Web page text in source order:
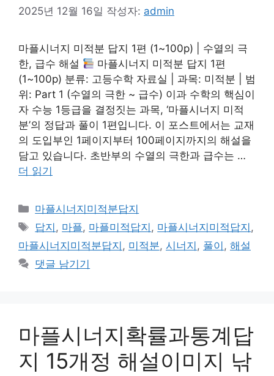
2025년 12월 16일 작성자: admin
마플시너지 미적분 답지 1편 (1~100p) | 수열의 극
한, 급수 해설
마플시너지 미적분 답지 1편
(1~100p) 분류: 고등수학 자료실 | 과목: 미적분 | 범
위: Part 1 (수열의 극한 ~ 급수) 이과 수학의 핵심이
자 수능 1등급을 결정짓는 과목, ‘마플시너지 미적
분’의 정답과 풀이 1편입니다. 이 포스트에서는 교재
의 도입부인 1페이지부터 100페이지까지의 해설을
담고 있습니다. 초반부의 수열의 극한과 급수는 …
더 읽기
카
테
리
마플시너지미적분답지
태
그
답지 , 마플, 마플미적답지 , 마플시너지미적답지 ,
마플시너지미적분답지 , 미적분, 시너지 , 풀이 , 해설
댓글 남기기
마플시너지확률과통계답
지 15개정 해설이미지 낚